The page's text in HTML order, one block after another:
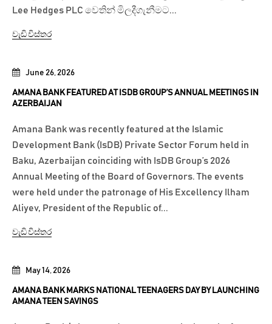
May 14, 2026
AMANA BANK MARKS NATIONAL TEENAGERS DAY BY LAUNCHING
AMANA TEEN SAVINGS
June 26, 2026
AMANA BANK FEATURED AT ISDB GROUP’S ANNUAL MEETINGS IN
AZERBAIJAN
Amana Bank was recently featured at the Islamic
Development Bank (IsDB) Private Sector Forum held in
Baku, Azerbaijan coinciding with IsDB Group’s 2026
Annual Meeting of the Board of Governors. The events
were held under the patronage of His Excellency Ilham
Aliyev, President of the Republic of...
වැඩි විස්තර
Lee Hedges PLC වෙතින් මිලදීගැනීමට...
වැඩි විස්තර